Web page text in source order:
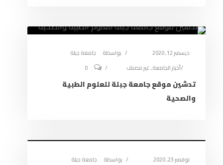
ديسمبر 12, 2020 بواسطة
جامعة جبلة
أخبار الجامعة,غير مصنف 0
تدشين موقع جامعة جبلة للعلوم الطبية
والصحية
نوفمبر 23, 2020 بواسطة
جامعة جبلة